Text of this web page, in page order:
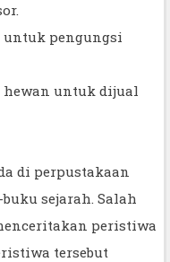
untuk pengungsi
hewan untuk dijual
di perpustakaan
sejarah. Salah
peristiwa
tersebut